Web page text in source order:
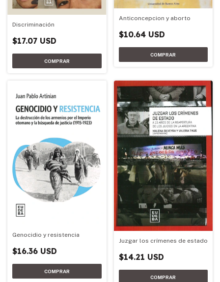
Discriminación
$17.07 USD
Anticoncepcion y aborto
$10.64 USD
Genocidio y resistencia
$16.36 USD
Juzgar los crímenes de estado
$14.21 USD